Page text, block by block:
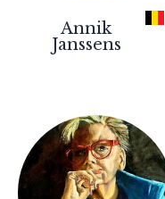
Annik
Janssens